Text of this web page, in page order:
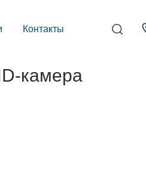
Контакты
г. Москва, 119270,
Лужнецкая наб., д. 6, стр. 1,
камера